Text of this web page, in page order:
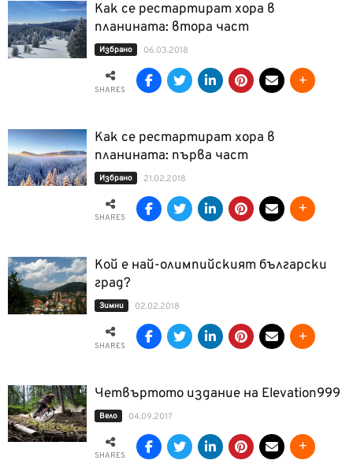
Как се рестартират хора в
планината: втора част
Избрано 06.03.2018
SHARES
Как се рестартират хора в
планината: първа част
Избрано 21.02.2018
SHARES
Кой е най-олимпийският български
град?
Зимни 02.02.2018
SHARES
Четвъртото издание на Elevation999
Вело 04.09.2017
SHARES